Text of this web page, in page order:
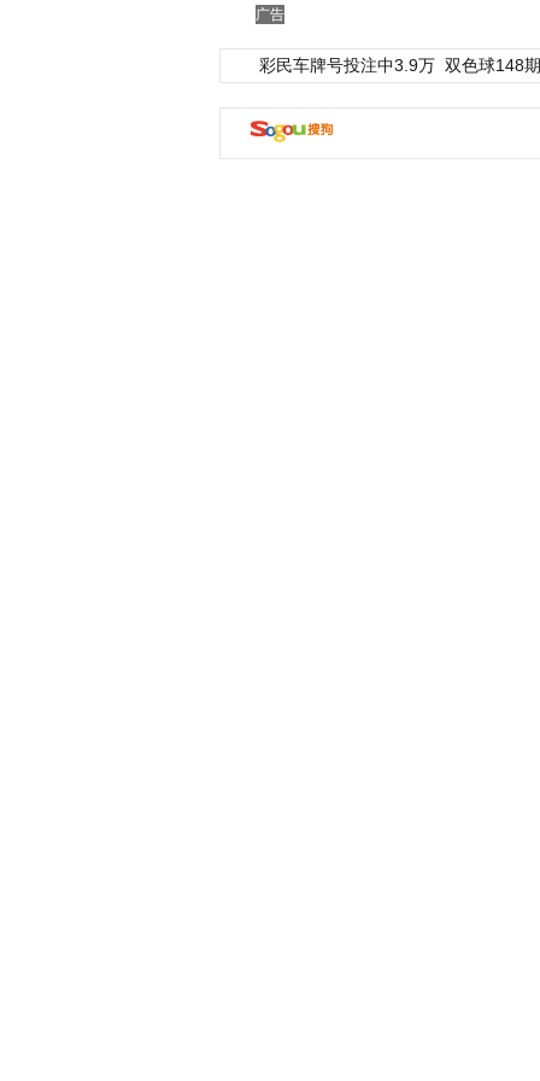
广告
彩民车牌号投注中3.9万 双色球148